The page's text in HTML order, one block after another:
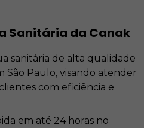
Sanitária da Canak
sanitária de alta qualidade
São Paulo, visando atender
com eficiência e
em até 24 horas no